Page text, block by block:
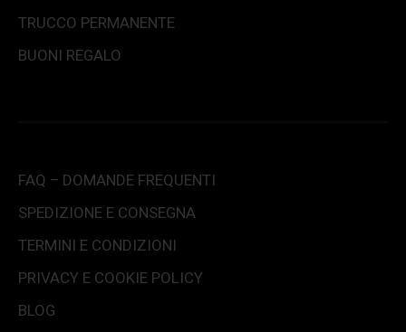
TRUCCO PERMANENTE
BUONI REGALO
FAQ – DOMANDE FREQUENTI
SPEDIZIONE E CONSEGNA
TERMINI E CONDIZIONI
PRIVACY E COOKIE POLICY
BLOG